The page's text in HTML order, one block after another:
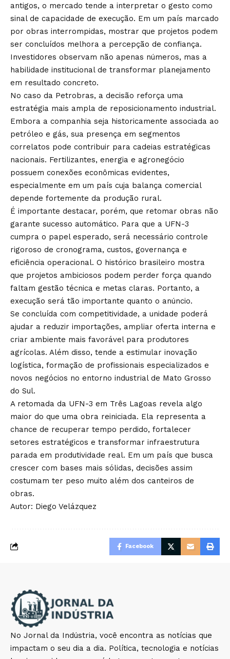
antigos, o mercado tende a interpretar o gesto como
sinal de capacidade de execução. Em um país marcado
por obras interrompidas, mostrar que projetos podem
ser concluídos melhora a percepção de confiança.
Investidores observam não apenas números, mas a
habilidade institucional de transformar planejamento
em resultado concreto.
No caso da Petrobras, a decisão reforça uma
estratégia mais ampla de reposicionamento industrial.
Embora a companhia seja historicamente associada ao
petróleo e gás, sua presença em segmentos
correlatos pode contribuir para cadeias estratégicas
nacionais. Fertilizantes, energia e agronegócio
possuem conexões econômicas evidentes,
especialmente em um país cuja balança comercial
depende fortemente da produção rural.
É importante destacar, porém, que retomar obras não
garante sucesso automático. Para que a UFN-3
cumpra o papel esperado, será necessário controle
rigoroso de cronograma, custos, governança e
eficiência operacional. O histórico brasileiro mostra
que projetos ambiciosos podem perder força quando
faltam gestão técnica e metas claras. Portanto, a
execução será tão importante quanto o anúncio.
Se concluída com competitividade, a unidade poderá
ajudar a reduzir importações, ampliar oferta interna e
criar ambiente mais favorável para produtores
agrícolas. Além disso, tende a estimular inovação
logística, formação de profissionais especializados e
novos negócios no entorno industrial de Mato Grosso
do Sul.
A retomada da UFN-3 em Três Lagoas revela algo
maior do que uma obra reiniciada. Ela representa a
chance de recuperar tempo perdido, fortalecer
setores estratégicos e transformar infraestrutura
parada em produtividade real. Em um país que busca
crescer com bases mais sólidas, decisões assim
costumam ter peso muito além dos canteiros de
obras.
Autor: Diego Velázquez
Facebook
No Jornal da Indústria, você encontra as notícias que
impactam o seu dia a dia. Política, tecnologia e notícias